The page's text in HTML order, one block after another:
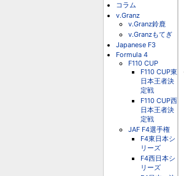
コラム
v.Granz
v.Granz鈴鹿
v.Granzもてぎ
Japanese F3
Formula 4
F110 CUP
F110 CUP東
日本王者決
定戦
F110 CUP西
日本王者決
定戦
JAF F4選手権
F4東日本シ
リーズ
F4西日本シ
リーズ